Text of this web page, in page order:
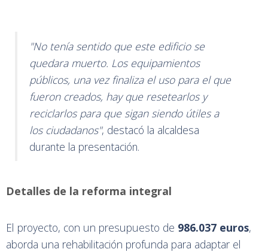
"No tenía sentido que este edificio se
quedara muerto. Los equipamientos
públicos, una vez finaliza el uso para el que
fueron creados, hay que resetearlos y
reciclarlos para que sigan siendo útiles a
los ciudadanos", destacó la alcaldesa
durante la presentación.
Detalles de la reforma integral
El proyecto, con un presupuesto de 986.037 euros,
aborda una rehabilitación profunda para adaptar el